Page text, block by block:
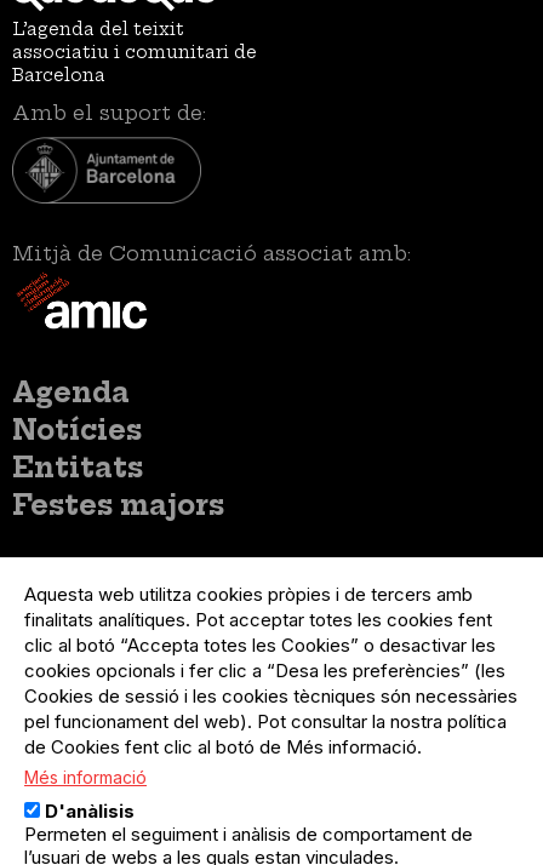
L’agenda del teixit
associatiu i comunitari de
Barcelona
Amb el suport de:
Mitjà de Comunicació associat amb:
Menú
principal
Agenda
Notícies
Entitats
Festes majors
del
compte
d'usuari
Menú
usuari
no
loggat
Registre organització
Menú
Peu
Sobre el projecte
Preguntes freqüents
Contacte
Menú
Legal
Política de privacitat
Avís legal
Política de cookies
Aquesta web utilitza cookies pròpies i de tercers amb
finalitats analítiques. Pot acceptar totes les cookies fent
clic al botó “Accepta totes les Cookies” o desactivar les
cookies opcionals i fer clic a “Desa les preferències” (les
Cookies de sessió i les cookies tècniques són necessàries
pel funcionament del web). Pot consultar la nostra política
de Cookies fent clic al botó de Més informació.
Més informació
D'anàlisis
Permeten el seguiment i anàlisis de comportament de
l’usuari de webs a les quals estan vinculades.